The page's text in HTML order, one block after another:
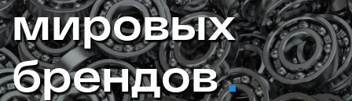
мировых
брендов.